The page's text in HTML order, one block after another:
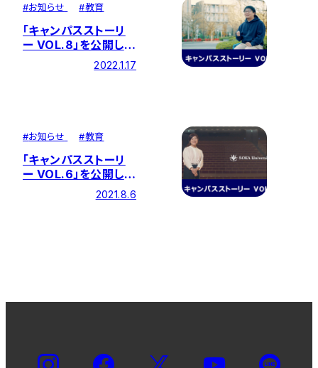
#お知らせ #教育
「キャンパスストーリ
ー VOL.8」を公開しま
した ―『勉強も部活も
結果を出せる自分へ』
2022.1.17
#お知らせ #教育
「キャンパスストーリ
ー VOL.6」を公開しま
した ―『一歩踏み出す
自分に変われる場所』
2021.8.6